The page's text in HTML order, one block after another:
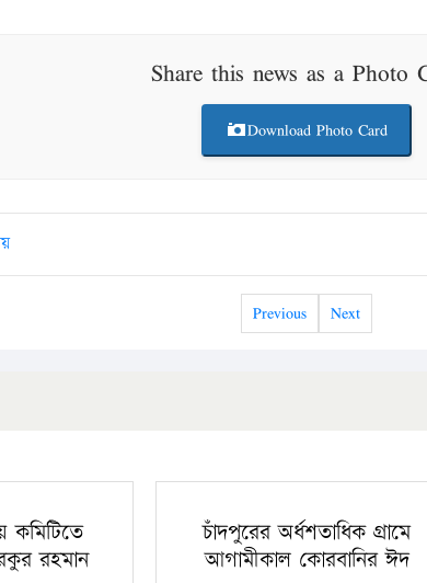
Share this news as a Photo
Download Photo Card
Previous Next
কমিটিতে
রহমান
চাঁদপুরের অর্ধশতাধিক গ্রামে
আগামীকাল কোরবানির ঈদ